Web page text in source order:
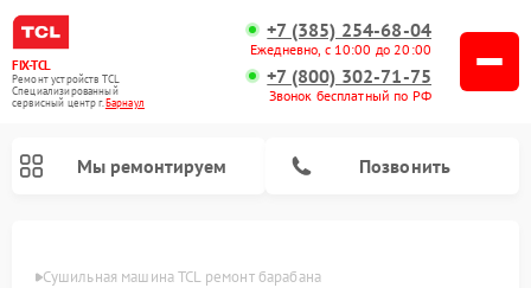
FIX-TCL
Ремонт устройств TCL
Специализированный
cервисный центр г.Барнаул
+7 (385) 254-68-04
Ежедневно, с 10:00 до 20:00
+7 (800) 302-71-75
Звонок бесплатный по РФ
Мы ремонтируем Позвонить
Сушильная машина TCL ремонт барабана